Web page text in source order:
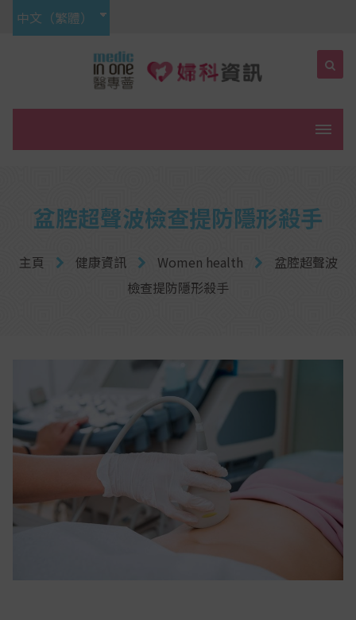
中文（繁體）
盆腔超聲波檢查提防隱形殺手
主頁 健康資訊 Women health
盆腔超聲波
檢查提防隱形殺手